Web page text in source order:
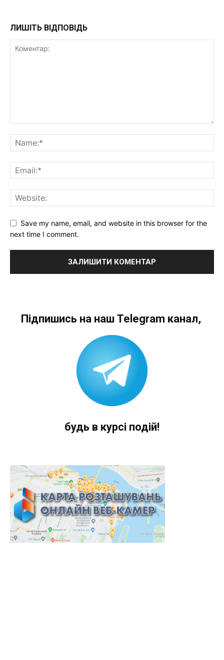
ЛИШІТЬ ВІДПОВІДЬ
Save my name, email, and website in this browser for the
next time I comment.
Підпишись на наш Telegram канал,
будь в курсі подій!